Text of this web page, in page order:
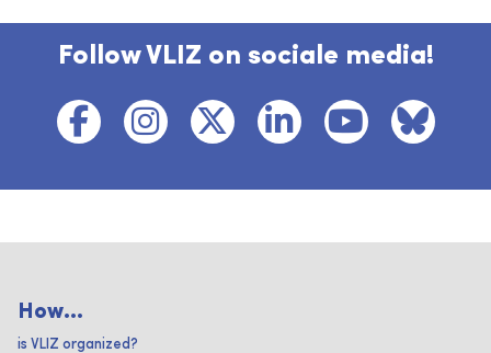
Follow VLIZ on sociale media!
How...
is VLIZ organized?